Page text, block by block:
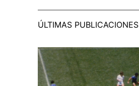
ÚLTIMAS PUBLICACIONES